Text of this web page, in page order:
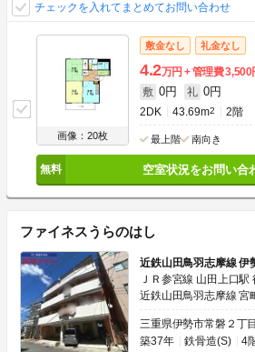
チェックを入れてまとめてお問い合わせ
画像：20枚
敷金なし 礼金なし
4.2万円 管理費3,500
敷 0円 礼 0円
2DK 43.69m2 2階
最上階 南向き
空室状況をお問い合
ファイネスうらのはし
近鉄山田鳥羽志摩線 伊
ＪＲ参宮線 山田上口駅
近鉄山田鳥羽志摩線 宮
三重県伊勢市常磐２丁目
築37年
鉄骨造(S) 4